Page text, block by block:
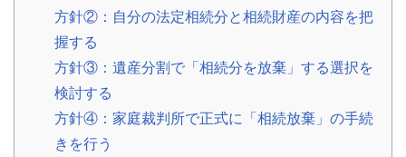
ー
よ
く
あ
る
質
方針②：自分の法定相続分と相続財産の内容を把
握する
方針③：遺産分割で「相続分を放棄」する選択を
検討する
方針④：家庭裁判所で正式に「相続放棄」の手続
きを行う